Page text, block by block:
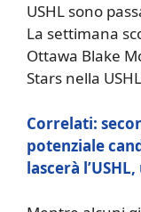
USHL sono
La settimana
Ottawa Blake
Stars nella
Correlati:
potenziale
lascerà